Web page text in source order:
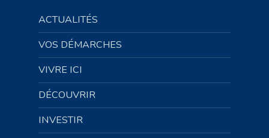
ACTUALITÉS
VOS DÉMARCHES
VIVRE ICI
DÉCOUVRIR
INVESTIR